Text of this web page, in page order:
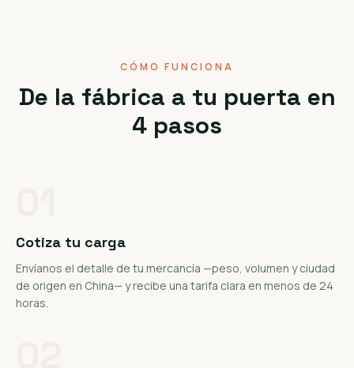
CÓMO FUNCIONA
De la fábrica a tu puerta en
4 pasos
Cotiza tu carga
Envíanos el detalle de tu mercancía —peso, volumen y ciudad
de origen en China— y recibe una tarifa clara en menos de 24
horas.